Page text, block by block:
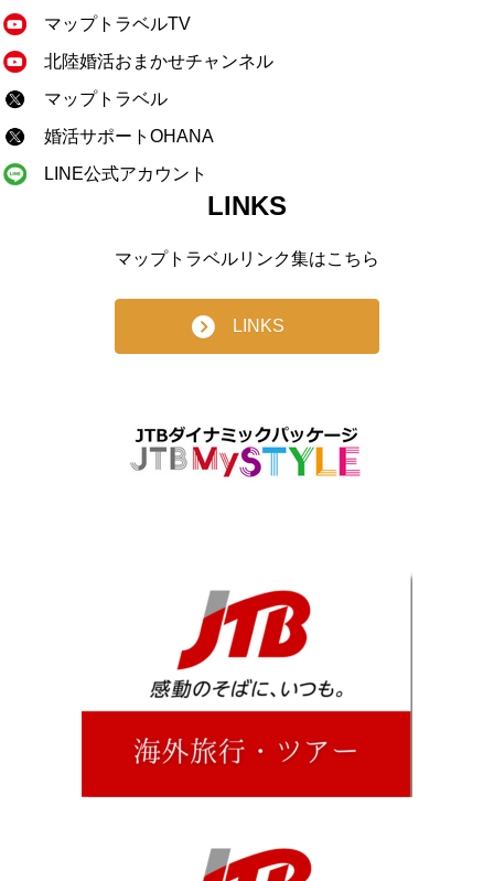
マップトラベルTV
北陸婚活おまかせチャンネル
マップトラベル
婚活サポートOHANA
LINE公式アカウント
LINKS
マップトラベルリンク集はこちら
LINKS